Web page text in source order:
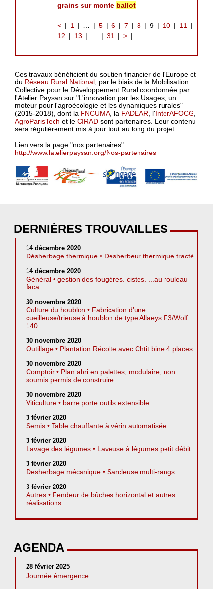
grains sur monte ballot
< 1 … 5 6 7 8 9 10
11
12
13 … 31 >
Ces travaux bénéficient du soutien financier de l'Europe et
du Réseau Rural National, par le biais de la Mobilisation
Collective pour le Développement Rural coordonnée par
l'Atelier Paysan sur "L'innovation par les Usages, un
moteur pour l'agroécologie et les dynamiques rurales"
(2015-2018), dont la FNCUMA, la FADEAR, l'InterAFOCG,
AgroParisTech et le CIRAD sont partenaires. Leur contenu
sera régulièrement mis à jour tout au long du projet.
Lien vers la page "nos partenaires":
http://www.latelierpaysan.org/Nos-partenaires
DERNIÈRES TROUVAILLES
14 décembre 2020
Désherbage thermique • Desherbeur thermique tracté
14 décembre 2020
Général • gestion des fougères, cistes, ...au rouleau
faca
30 novembre 2020
Culture du houblon • Fabrication d’une
cueilleuse/trieuse à houblon de type Allaeys F3/Wolf
140
30 novembre 2020
Outillage • Plantation Récolte avec Chtit bine 4 places
30 novembre 2020
Comptoir • Plan abri en palettes, modulaire, non
soumis permis de construire
30 novembre 2020
Viticulture • barre porte outils extensible
3 février 2020
Semis • Table chauffante à vérin automatisée
3 février 2020
Lavage des légumes • Laveuse à légumes petit débit
3 février 2020
Desherbage mécanique • Sarcleuse multi-rangs
3 février 2020
Autres • Fendeur de bûches horizontal et autres
réalisations
AGENDA
28 février 2025
Journée émergence